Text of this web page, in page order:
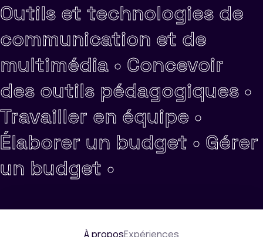
Outils et technologies de
communication et de
multimédia • Concevoir
des outils pédagogiques •
Travailler en équipe •
Élaborer un budget • Gérer
un budget •